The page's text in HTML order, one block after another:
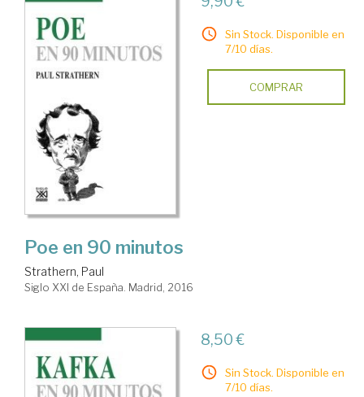
Sin Stock. Disponible en
7/10 días.
COMPRAR
Poe en 90 minutos
Strathern, Paul
Siglo XXI de España. Madrid, 2016
8,50 €
Sin Stock. Disponible en
7/10 días.